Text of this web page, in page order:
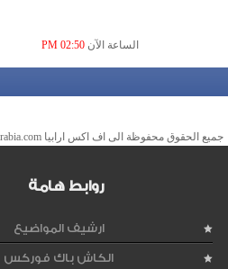
الساعة الآن 02:50 PM
جميع الحقوق محفوظة الى اف اكس ارابيا www.fx-arabia.com
روابط هامة
ارشيف المواضيع
الكاش باك فوركس